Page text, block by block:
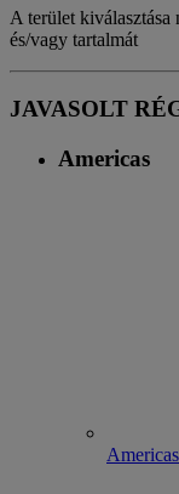
A terület kiválasztása
és/vagy tartalmát
JAVASOLT
Americas